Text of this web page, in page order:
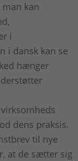
kan
i
i dansk kan se
hænger
dens praksis.
til nye
at de sætter sig